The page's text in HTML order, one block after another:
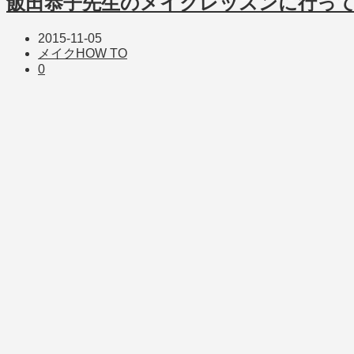
2015-11-05
メイクHOW TO
0